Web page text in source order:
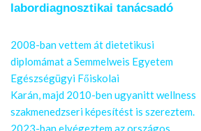
labordiagnosztikai tanácsadó
2008-ban vettem át dietetikusi
diplomámat a Semmelweis Egyetem
Egészségügyi Főiskolai
Karán, majd 2010-ben ugyanitt wellness
szakmenedzseri képesítést is szereztem.
2023-ban elvégeztem az országos